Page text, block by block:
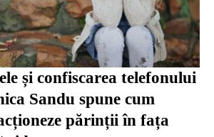
și confiscarea telefonului
Sandu spune cum
părinții în fața